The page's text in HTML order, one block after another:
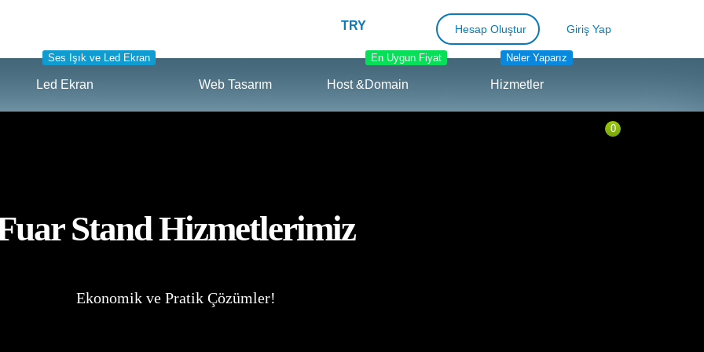
Giriş Yap
Hesap Oluştur
TRY
Ses Işık ve Led Ekran
Led Ekran Web Tasarım
En Uygun Fiyat
Host &Domain
Neler Yaparız
Hizmetler
0
Stand Hizmetlerimiz
Ekonomik ve Pratik Çözümler!